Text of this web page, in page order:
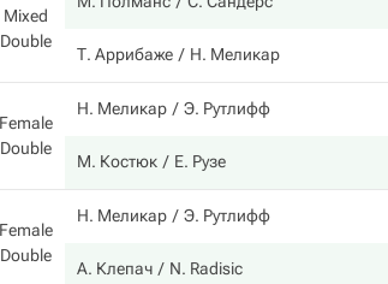
Mixed
Double
Т. Аррибаже Н. Меликар
Female
Double
Н. Меликар Э. Рутлифф
М. Костюк Е. Рузе
Female
Double
Н. Меликар Э. Рутлифф
А. Клепач N. Radisic